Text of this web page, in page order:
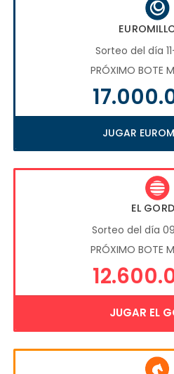
Sorteo del día
PRÓXIMO BOTE
JUGAR
EL
Sorteo del día
PRÓXIMO BOTE
JUGAR EL